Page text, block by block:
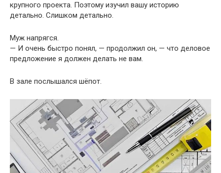
крупного проекта. Поэтому изучил вашу историю
детально. Слишком детально.
Муж напрягся.
— И очень быстро понял, — продолжил он, — что деловое
предложение я должен делать не вам.
В зале послышался шёпот.